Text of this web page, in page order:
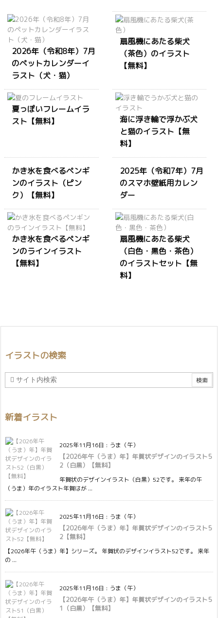
2026年（令和8年）7月
のペットカレンダーイ
ラスト（犬・猫）
扇風機にあたる柴犬
（茶色）のイラスト
【無料】
夏っぽいフレームイラ
スト【無料】
海に浮き輪で浮かぶ犬
と猫のイラスト【無
料】
かき氷を食べるペンギ
ンのイラスト（ピン
ク）【無料】
2025年（令和7年）7月
のスマホ壁紙用カレン
ダー
かき氷を食べるペンギ
ンのラインイラスト
【無料】
扇風機にあたる柴犬
（白色・黒色・茶色）
のイラストセット【無
料】
イラストの検索
新着イラスト
2025年11月16日 : うま（午）
【2026年午（うま）年】年賀状デザインのイラスト5
2（白黒）【無料】
年賀状のデザインイラスト（白黒）52です。 来年の午
（うま）年のイラスト年賀はが ...
2025年11月16日 : うま（午）
【2026年午（うま）年】年賀状デザインのイラスト5
2【無料】
【2026年午（うま）年】シリーズ。 年賀状のデザインイラスト52です。 来年
の ...
2025年11月16日 : うま（午）
【2026年午（うま）年】年賀状デザインのイラスト5
1（白黒）【無料】